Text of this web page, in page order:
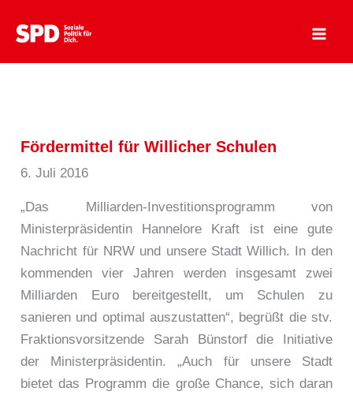
Inhalt
Fördermittel für Willicher Schulen
6. Juli 2016
„Das Milliarden-Investitionsprogramm von
Ministerpräsidentin Hannelore Kraft ist eine gute
Nachricht für NRW und unsere Stadt Willich. In den
kommenden vier Jahren werden insgesamt zwei
Milliarden Euro bereitgestellt, um Schulen zu
sanieren und optimal auszustatten“, begrüßt die stv.
Fraktionsvorsitzende Sarah Bünstorf die Initiative
der Ministerpräsidentin. „Auch für unsere Stadt
bietet das Programm die große Chance, sich daran